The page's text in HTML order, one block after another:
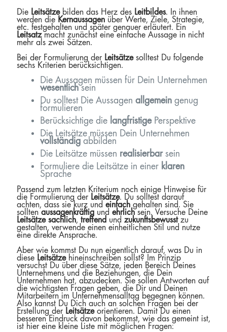
Die Leitsätzebilden das Herz des Leitbildes. In ihnen
werden die Kernaussagen über Werte, Ziele, Strategie,
etc. festgehalten und später genauer erläutert. Ein
Leitsatzmacht zunächst eine einfache Aussage in nicht
mehr als zwei Sätzen.
Bei der Formulierung der Leitsätzesolltest Du folgende
sechs Kriterien berücksichtigen.
Die Aussagen müssen für Dein Unternehmen
wesentlichsein
Du solltest Die Aussagen allgemein genug
formulieren
Berücksichtige die langfristigePerspektive
Die Leitsätze müssen Dein Unternehmen
vollständig abbilden
Die Leitsätze müssen realisierbarsein
Formuliere die Leitsätze in einer klaren
Sprache
Passend zum letzten Kriterium noch einige Hinweise für
die Formulierung der Leitsätze. Du solltest darauf
achten, dass sie kurz und einfach gehalten sind. Sie
sollten aussagenkräftig und ehrlichsein. Versuche Deine
Leitsätze sachlich, treffend und zukunftsbewusstzu
gestalten, verwende einen einheitlichen Stil und nutze
eine direkte Ansprache.
Aber wie kommst Du nun eigentlich darauf, was Du in
diese Leitsätzehineinschreiben sollst? Im Prinzip
versuchst Du über diese Sätze, jeden Bereich Deines
Unternehmens und die Beziehungen, die Dein
Unternehmen hat, abzudecken. Sie sollen Antworten auf
die wichtigsten Fragen geben, die Dir und Deinen
Mitarbeitern im Unternehmensalltag begegnen können.
Also kannst Du Dich auch an solchen Fragen bei der
Erstellung der Leitsätzeorientieren. Damit Du einen
besseren Eindruck davon bekommst, wie das gemeint ist,
ist hier eine kleine Liste mit möglichen Fragen: